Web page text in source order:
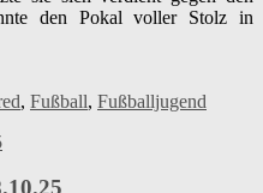
den Pokal voller Stolz in
, Fußball, Fußballjugend